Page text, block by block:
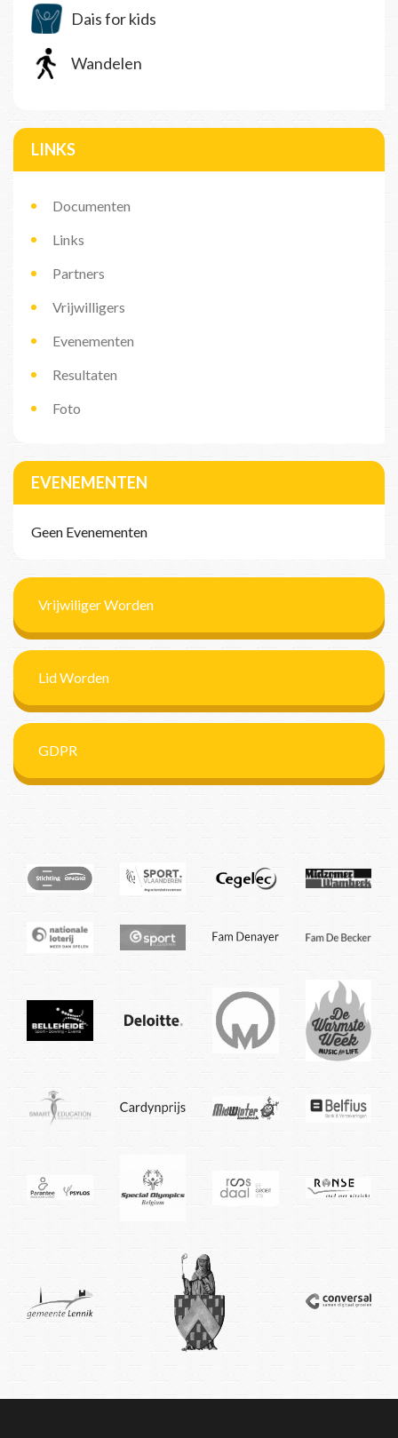
Dais for kids
Wandelen
LINKS
Documenten
Links
Partners
Vrijwilligers
Evenementen
Resultaten
Foto
EVENEMENTEN
Geen Evenementen
Vrijwiliger Worden
Lid Worden
GDPR